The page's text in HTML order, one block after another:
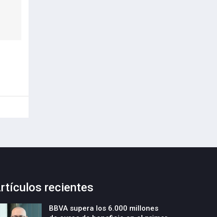
recientes
BBVA supera los 6.000 millones